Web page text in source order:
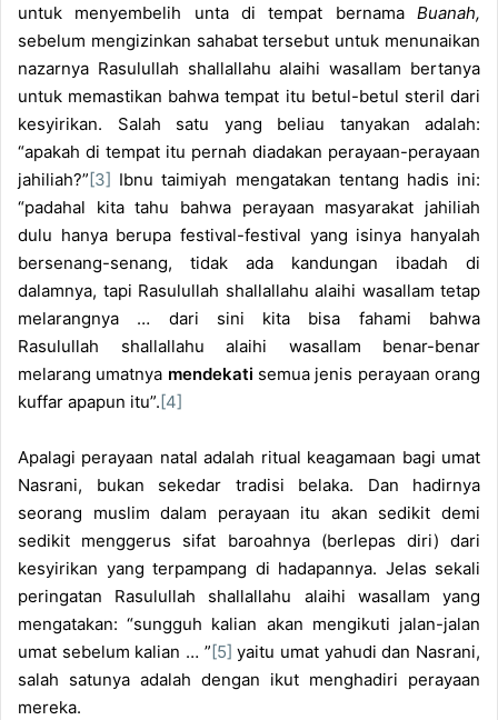
untuk menyembelih unta di tempat bernama Buanah,
sebelum mengizinkan sahabat tersebut untuk menunaikan
nazarnya Rasulullah shallallahu alaihi wasallam bertanya
untuk memastikan bahwa tempat itu betul-betul steril dari
kesyirikan. Salah satu yang beliau tanyakan adalah:
“apakah di tempat itu pernah diadakan perayaan-perayaan
jahiliah?”[3] Ibnu taimiyah mengatakan tentang hadis ini:
“padahal kita tahu bahwa perayaan masyarakat jahiliah
dulu hanya berupa festival-festival yang isinya hanyalah
bersenang-senang, tidak ada kandungan ibadah di
dalamnya, tapi Rasulullah shallallahu alaihi wasallam tetap
melarangnya … dari sini kita bisa fahami bahwa
Rasulullah shallallahu alaihi wasallam benar-benar
melarang umatnya mendekati semua jenis perayaan orang
kuffar apapun itu”.[4]
Apalagi perayaan natal adalah ritual keagamaan bagi umat
Nasrani, bukan sekedar tradisi belaka. Dan hadirnya
seorang muslim dalam perayaan itu akan sedikit demi
sedikit menggerus sifat baroahnya (berlepas diri) dari
kesyirikan yang terpampang di hadapannya. Jelas sekali
peringatan Rasulullah shallallahu alaihi wasallam yang
mengatakan: “sungguh kalian akan mengikuti jalan-jalan
umat sebelum kalian … ”[5] yaitu umat yahudi dan Nasrani,
salah satunya adalah dengan ikut menghadiri perayaan
mereka.